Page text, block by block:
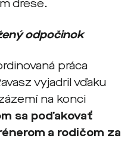
drese.
odpočinok
práca
vyjadril vďaku
na konci
sa poďakovať
a rodičom za